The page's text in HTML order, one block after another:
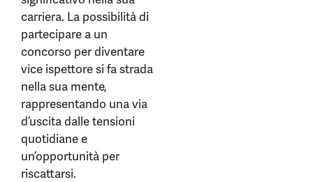
carriera. La possibilità di
partecipare a un
concorso per diventare
vice ispettore si fa strada
nella sua mente,
rappresentando una via
d’uscita dalle tensioni
quotidiane e
un’opportunità per
riscattarsi.